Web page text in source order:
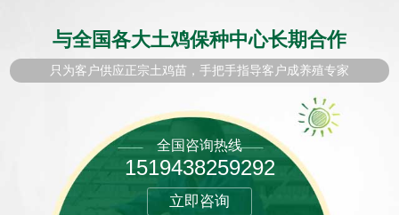
与全国各大土鸡保种中心长期合作
只为客户供应正宗土鸡苗，手把手指导客户成养殖专家
全国咨询热线
1519438259292
立即咨询